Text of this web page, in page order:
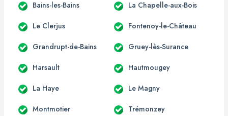
Bains-les-Bains La Chapelle-aux-Bois
Le Clerjus Fontenoy-le-Château
Grandrupt-de-Bains Gruey-lès-Surance
Harsault Hautmougey
La Haye Le Magny
Montmotier Trémonzey